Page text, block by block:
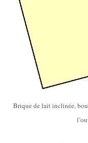
Brique de lait inclinée,